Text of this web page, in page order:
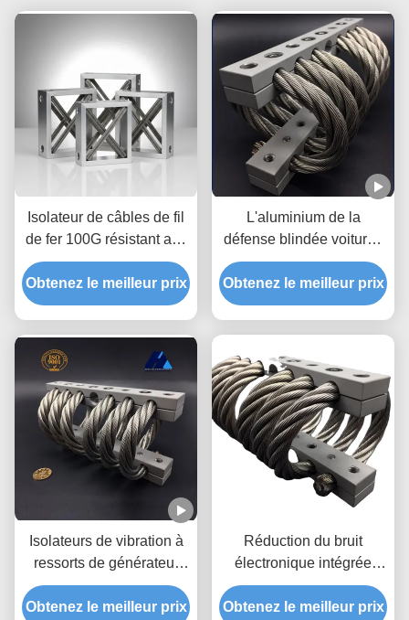
Isolateur de câbles de fil
de fer 100G résistant aux
chocs avec construction
en acier inoxydable ou en
aluminium - Montage de
ISO9001:2015
Obtenez le meilleur prix
L'aluminium de la
défense blindée voitures
lanceur moteur Stand
énergie choc Vibration
isolation JGX-1276D-
Obtenez le meilleur prix
Isolateurs de vibration à
ressorts de générateur
pour unités hvac
Obtenez le meilleur prix
Réduction du bruit
électronique intégrée
avec isolateur en acier
inoxydable JGX-0160D-
Obtenez le meilleur prix